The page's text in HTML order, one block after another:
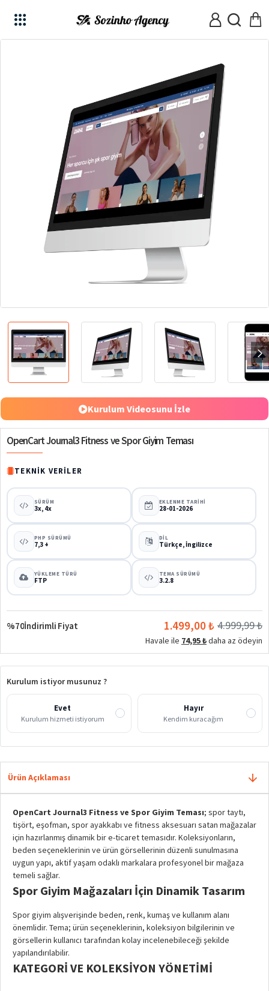
Kurulum Videosunu İzle
OpenCart Journal3 Fitness ve Spor Giyim Teması
TEKNIK VERILER
SÜRÜM
3x, 4x
EKLENME TARIHI
28-01-2026
PHP SÜRÜMÜ
7,3 +
DIL
Türkçe, İngilizce
YÜKLEME TÜRÜ
FTP
TEMA SÜRÜMÜ
3.2.8
İndirimli Fiyat
%70 1.499,00 ₺ 4.999,99 ₺
Havale ile 74,95 ₺daha az ödeyin
Kurulum istiyor musunuz ?
Evet
Kurulum hizmeti istiyorum
Hayır
Kendim kuracağım
Ürün Açıklaması
OpenCart Journal3 Fitness ve Spor Giyim Teması; spor taytı,
tişört, eşofman, spor ayakkabı ve fitness aksesuarı satan mağazalar
için hazırlanmış dinamik bir e-ticaret temasıdır. Koleksiyonların,
beden seçeneklerinin ve ürün görsellerinin düzenli sunulmasına
uygun yapı, aktif yaşam odaklı markalara profesyonel bir mağaza
temeli sağlar.
Spor Giyim Mağazaları İçin Dinamik Tasarım
Spor giyim alışverişinde beden, renk, kumaş ve kullanım alanı
önemlidir. Tema; ürün seçeneklerinin, koleksiyon bilgilerinin ve
görsellerin kullanıcı tarafından kolay incelenebileceği şekilde
yapılandırılabilir.
KATEGORI VE KOLEKSIYON YÖNETIMI